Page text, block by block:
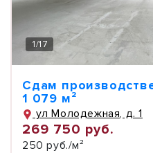
1/17
Сдам
1 079 м²
ул Молодежная, д. 1
269 750 руб.
250 руб./м²